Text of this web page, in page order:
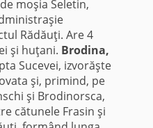
moşia Seletin,
Ră­dăuţi. Are 4
şi huţani. Brodina,
Su­cevei, izvorăşte
şi, primind, pe
şi Brodinorsca,
cătunele Frasin şi